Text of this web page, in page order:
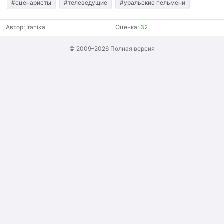
#сценаристы #телеведущие #уральские пельмени
Автор: Iranika Оценка: 32
© 2009–2026 Полная версия